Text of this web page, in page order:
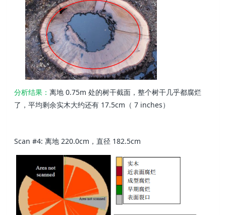
分析结果：离地 0.75m 处的树干截面，整个树干几乎都腐烂
了，平均剩余实木大约还有 17.5cm（ 7 inches）
Scan #4: 离地 220.0cm，直径 182.5cm